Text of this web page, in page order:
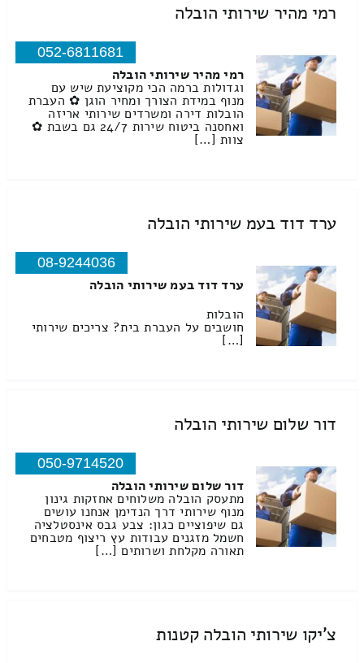
רמי מהיר שירותי הובלה
052-6811681
רמי מהיר שירותי הובלה
וגדולות ברמה הכי מקוציעת שיש עם
מנוף במידת הצורך ומחיר הוגן ✿ העברת
הובלות דירה ומשרדים שירותי אריזה
ואחסנה ביטוח שירות 24/7 גם בשבת ✿
צוות […]
ערד דוד בעמ שירותי הובלה
08-9244036
ערד דוד בעמ שירותי הובלה
הובלות
חושבים על העברת בית? צריכים שירותי
[…]
דור שלום שירותי הובלה
050-9714520
דור שלום שירותי הובלה
מתעסק הובלה משלוחים אחזקות גינון
מנוף שירותי דרך הנדימן אנחנו עושים
גם שיפוציים כגון: צבע גבס אינסטלציה
חשמל מזגנים עבודות עץ ריצוף מטבחים
תאורה מקלחת ושרותים […]
צ'יקו שירותי הובלה קטנות